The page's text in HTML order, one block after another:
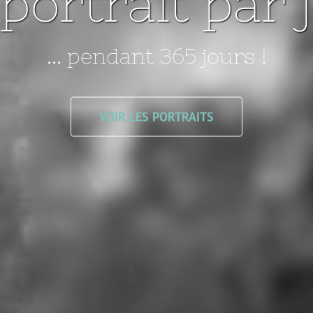
... pendant 365 jours !
VOIR LES PORTRAITS